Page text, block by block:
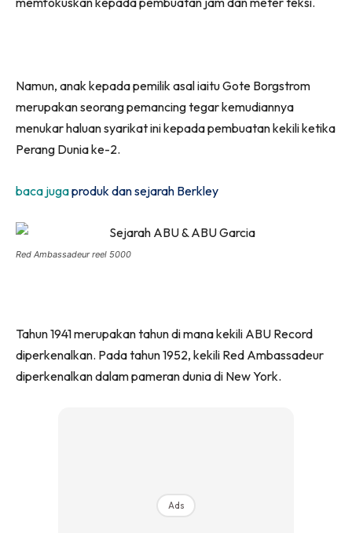
Namun, anak kepada pemilik asal iaitu Gote Borgstrom
merupakan seorang pemancing tegar kemudiannya
menukar haluan syarikat ini kepada pembuatan kekili ketika
Perang Dunia ke-2.
baca jugaproduk dan sejarah Berkley
Red Ambassadeur reel 5000
Tahun 1941 merupakan tahun di mana kekili ABU Record
diperkenalkan. Pada tahun 1952, kekili Red Ambassadeur
diperkenalkan dalam pameran dunia di New York.
Ads